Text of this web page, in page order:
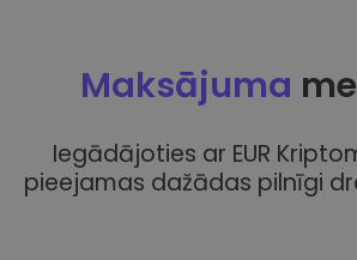
Maksājuma
Iegādājoties ar EUR
pieejamas dažādas pilnīgi